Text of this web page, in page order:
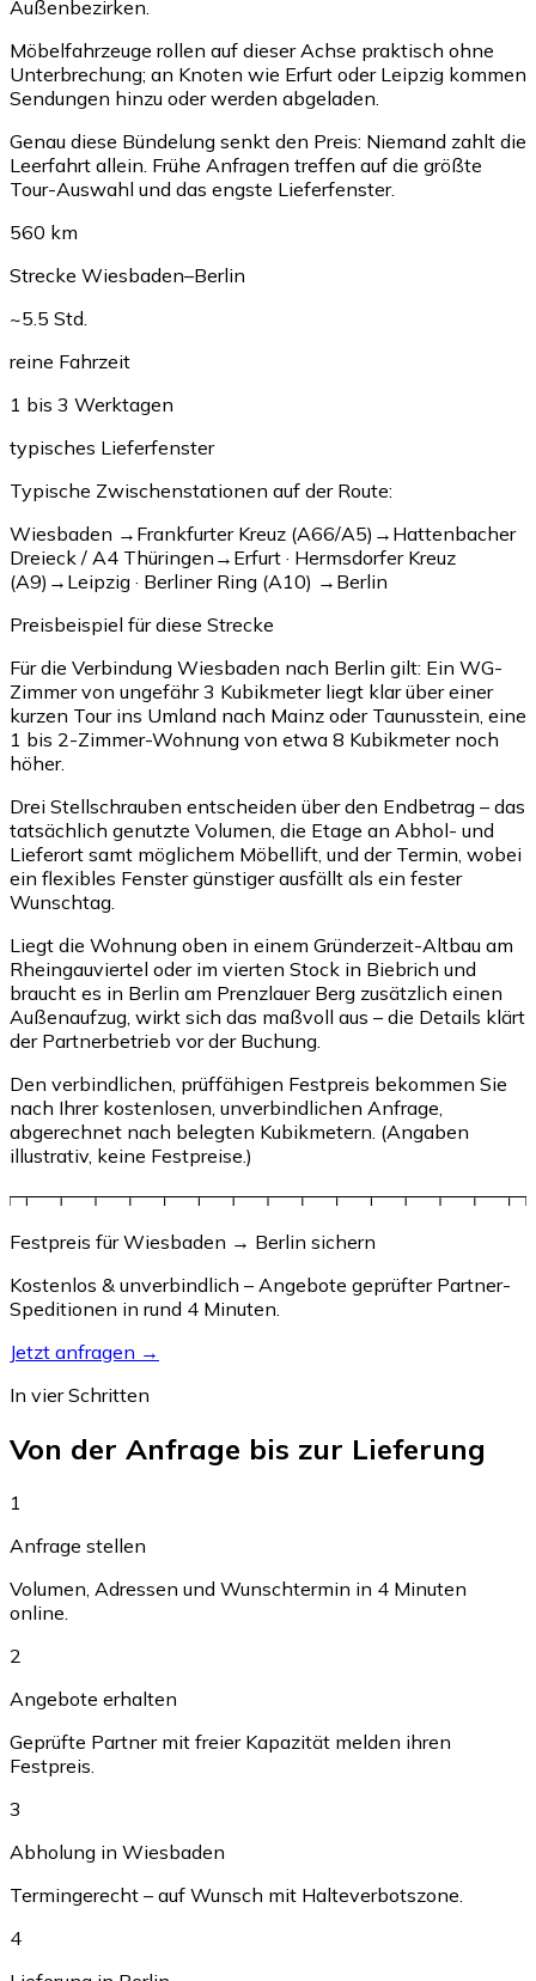
Außenbezirken.
Möbelfahrzeuge rollen auf dieser Achse praktisch ohne
Unterbrechung; an Knoten wie Erfurt oder Leipzig kommen
Sendungen hinzu oder werden abgeladen.
Genau diese Bündelung senkt den Preis: Niemand zahlt die
Leerfahrt allein. Frühe Anfragen treffen auf die größte
Tour-Auswahl und das engste Lieferfenster.
560 km
Strecke Wiesbaden–Berlin
~5.5 Std.
reine Fahrzeit
1 bis 3 Werktagen
typisches Lieferfenster
Typische Zwischenstationen auf der Route:
Wiesbaden → Frankfurter Kreuz (A66/A5) → Hattenbacher
Dreieck / A4 Thüringen → Erfurt · Hermsdorfer Kreuz
(A9) → Leipzig · Berliner Ring (A10) → Berlin
Preisbeispiel für diese Strecke
Für die Verbindung Wiesbaden nach Berlin gilt: Ein WG-
Zimmer von ungefähr 3 Kubikmeter liegt klar über einer
kurzen Tour ins Umland nach Mainz oder Taunusstein, eine
1 bis 2-Zimmer-Wohnung von etwa 8 Kubikmeter noch
höher.
Drei Stellschrauben entscheiden über den Endbetrag – das
tatsächlich genutzte Volumen, die Etage an Abhol- und
Lieferort samt möglichem Möbellift, und der Termin, wobei
ein flexibles Fenster günstiger ausfällt als ein fester
Wunschtag.
Liegt die Wohnung oben in einem Gründerzeit-Altbau am
Rheingauviertel oder im vierten Stock in Biebrich und
braucht es in Berlin am Prenzlauer Berg zusätzlich einen
Außenaufzug, wirkt sich das maßvoll aus – die Details klärt
der Partnerbetrieb vor der Buchung.
Den verbindlichen, prüffähigen Festpreis bekommen Sie
nach Ihrer kostenlosen, unverbindlichen Anfrage,
abgerechnet nach belegten Kubikmetern. (Angaben
illustrativ, keine Festpreise.)
Festpreis für Wiesbaden → Berlin sichern
Kostenlos & unverbindlich – Angebote geprüfter Partner-
Speditionen in rund 4 Minuten.
Jetzt anfragen →
In vier Schritten
Von der Anfrage bis zur Lieferung
1
Anfrage stellen
Volumen, Adressen und Wunschtermin in 4 Minuten
online.
2
Angebote erhalten
Geprüfte Partner mit freier Kapazität melden ihren
Festpreis.
3
Abholung in Wiesbaden
Termingerecht – auf Wunsch mit Halteverbotszone.
4